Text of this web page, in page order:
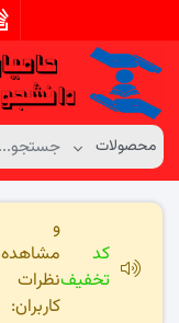
کد
تخفیف
و
مشاهده
نظرات
کاربران: